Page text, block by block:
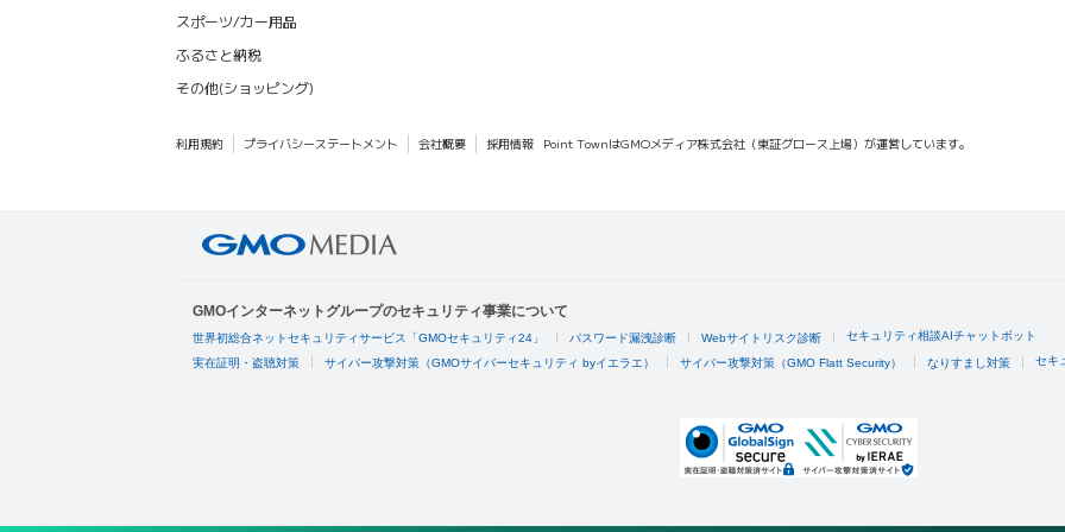
スポーツ/カー用品
ふるさと納税
その他(ショッピング)
利用規約 プライバシーステートメント 会社概要 採用情報 Point TownはGMOメディア株式会社（東証グロース上場）が運営しています。
GMOインターネットグループのセキュリティ事業について
世界初総合ネットセキュリティサービス「GMOセキュリティ24」 パスワード漏洩診断 Webサイトリスク診断 セキュリティ相談AIチャットボット
実在証明・盗聴対策 サイバー攻撃対策（GMOサイバーセキュリティ byイエラエ） サイバー攻撃対策（GMO Flatt Security） なりすまし対策 セキ